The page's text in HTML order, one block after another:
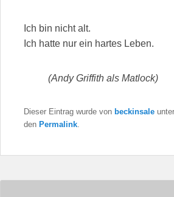
Ich bin nicht alt.
Ich hatte nur ein hartes Leben.
(Andy Griffith als Matlock)
Dieser Eintrag wurde von beckinsale unter
den Permalink